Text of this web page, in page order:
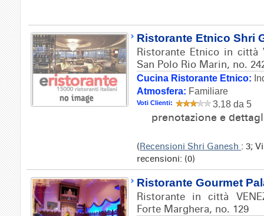
Ristorante Etnico Shri
Ristorante Etnico in città
San Polo Rio Marin, no.
Cucina Ristorante Etnico:
Atmosfera: Familiare
Voti Clienti: 3.18 da 5
prenotazione e
(Recensioni Shri Ganesh : 3;
recensioni: (0)
Ristorante Gourmet
Ristorante in città
Forte Marghera, no. 129